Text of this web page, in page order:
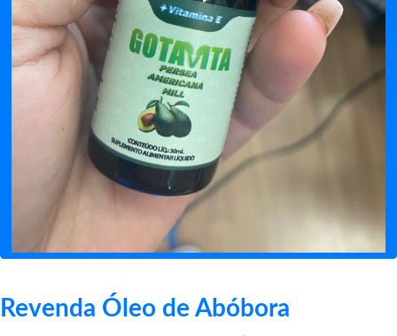
Revenda Óleo de Abóbora